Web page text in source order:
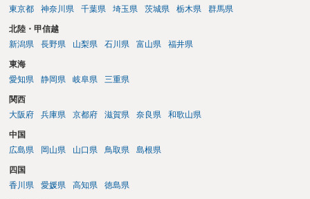
東京都
神奈川県 千葉県 埼玉県 茨城県 栃木県 群馬県
北陸・甲信越
新潟県
長野県 山梨県 石川県 富山県 福井県
東海
愛知県
静岡県 岐阜県 三重県
関西
大阪府
兵庫県 京都府 滋賀県 奈良県 和歌山県
中国
広島県
岡山県 山口県 鳥取県 島根県
四国
香川県
愛媛県 高知県 徳島県